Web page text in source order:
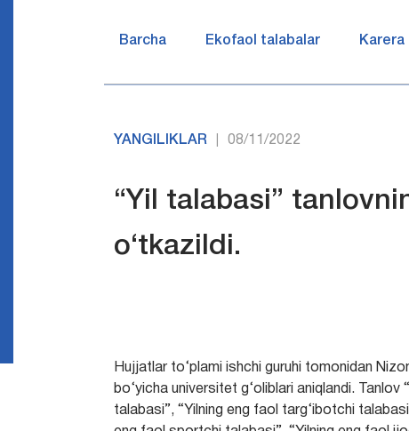
Barcha Ekofaol talabalar Karera
YANGILIKLAR 08/11/2022
“Yil talabasi”
o‘tkazildi.
Hujjatlar to‘plami ishchi guruhi tomonidan
bo‘yicha universitet g‘oliblari aniqlandi. Tanlov
talabasi”, “Yilning eng faol targ‘ibotchi